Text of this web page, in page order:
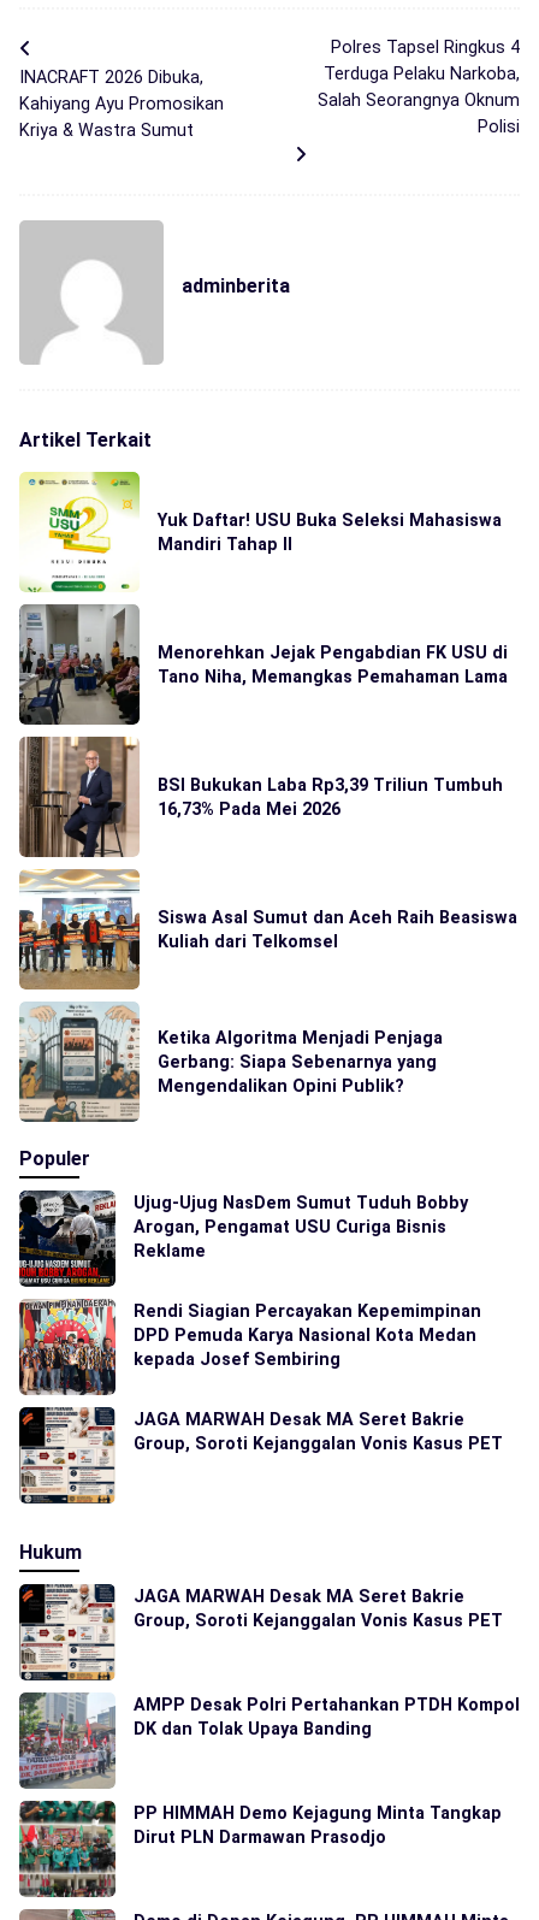
INACRAFT 2026 Dibuka,
Kahiyang Ayu Promosikan
Kriya & Wastra Sumut
Polres Tapsel Ringkus 4
Terduga Pelaku Narkoba,
Salah Seorangnya Oknum
Polisi
adminberita
Artikel Terkait
Yuk Daftar! USU Buka Seleksi Mahasiswa
Mandiri Tahap II
Menorehkan Jejak Pengabdian FK USU di
Tano Niha, Memangkas Pemahaman Lama
BSI Bukukan Laba Rp3,39 Triliun Tumbuh
16,73% Pada Mei 2026
Siswa Asal Sumut dan Aceh Raih Beasiswa
Kuliah dari Telkomsel
Ketika Algoritma Menjadi Penjaga
Gerbang: Siapa Sebenarnya yang
Mengendalikan Opini Publik?
Populer
Ujug-Ujug NasDem Sumut Tuduh Bobby
Arogan, Pengamat USU Curiga Bisnis
Reklame
Rendi Siagian Percayakan Kepemimpinan
DPD Pemuda Karya Nasional Kota Medan
kepada Josef Sembiring
JAGA MARWAH Desak MA Seret Bakrie
Group, Soroti Kejanggalan Vonis Kasus PET
Hukum
JAGA MARWAH Desak MA Seret Bakrie
Group, Soroti Kejanggalan Vonis Kasus PET
AMPP Desak Polri Pertahankan PTDH Kompol
DK dan Tolak Upaya Banding
PP HIMMAH Demo Kejagung Minta Tangkap
Dirut PLN Darmawan Prasodjo